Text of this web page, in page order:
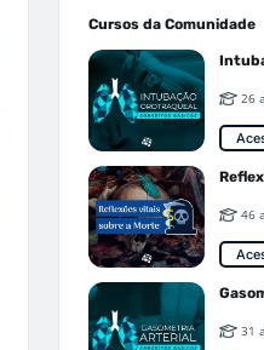
Cursos da Comunidade
26
46
31